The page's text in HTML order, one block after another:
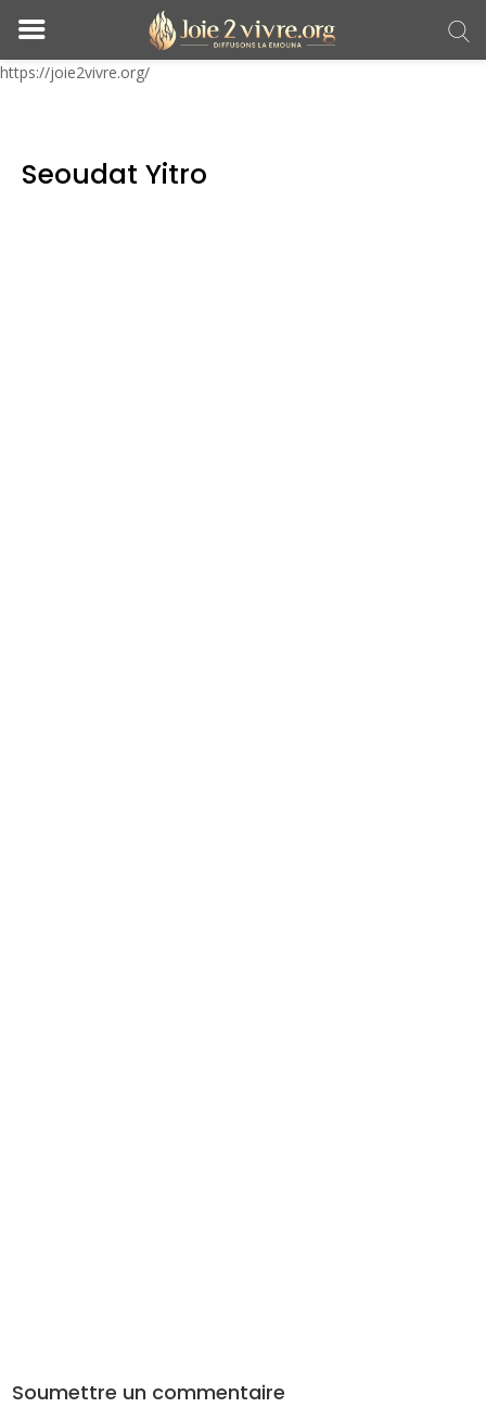
https://joie2vivre.org/
Seoudat Yitro
Soumettre un commentaire